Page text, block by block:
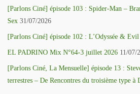
[Parlons Ciné] épisode 103 : Spider-Man –
Sex 31/07/2026
[Parlons Ciné] épisode 102 : L’Odyssée &
EL PADRINO Mix N°64-3 juillet 2026 11/07/
[Parlons Ciné, La Mensuelle] épisode 13 :
terrestres – De Rencontres du troisième type à